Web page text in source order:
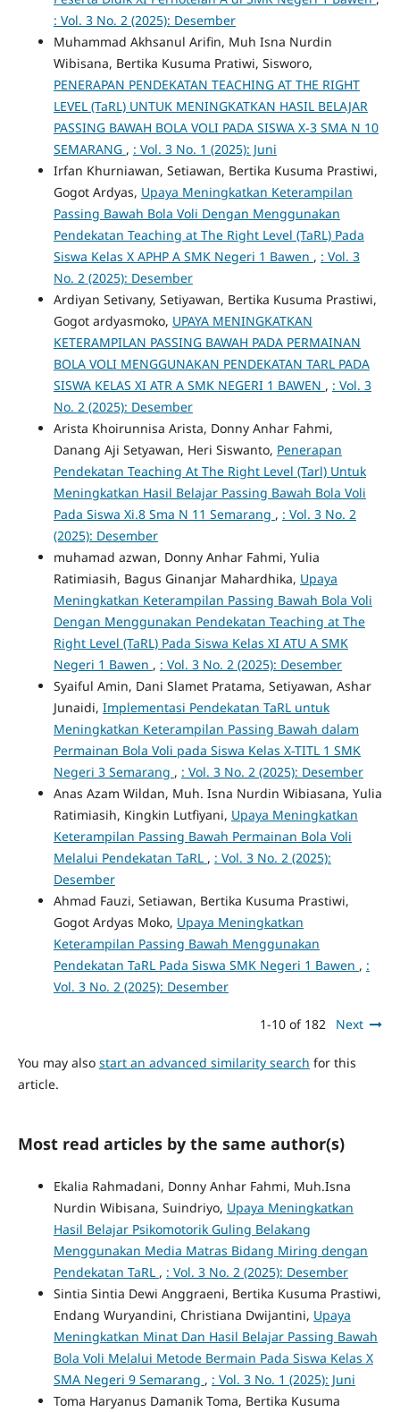
: Vol. 3 No. 2 (2025): Desember
Muhammad Akhsanul Arifin, Muh Isna Nurdin
Wibisana, Bertika Kusuma Pratiwi, Sisworo,
PENERAPAN PENDEKATAN TEACHING AT THE RIGHT
LEVEL (TaRL) UNTUK MENINGKATKAN HASIL BELAJAR
PASSING BAWAH BOLA VOLI PADA SISWA X-3 SMA N 10
SEMARANG , : Vol. 3 No. 1 (2025): Juni
Irfan Khurniawan, Setiawan, Bertika Kusuma Prastiwi,
Gogot Ardyas, Upaya Meningkatkan Keterampilan
Passing Bawah Bola Voli Dengan Menggunakan
Pendekatan Teaching at The Right Level (TaRL) Pada
Siswa Kelas X APHP A SMK Negeri 1 Bawen , : Vol. 3
No. 2 (2025): Desember
Ardiyan Setivany, Setiyawan, Bertika Kusuma Prastiwi,
Gogot ardyasmoko, UPAYA MENINGKATKAN
KETERAMPILAN PASSING BAWAH PADA PERMAINAN
BOLA VOLI MENGGUNAKAN PENDEKATAN TARL PADA
SISWA KELAS XI ATR A SMK NEGERI 1 BAWEN , : Vol. 3
No. 2 (2025): Desember
Arista Khoirunnisa Arista, Donny Anhar Fahmi,
Danang Aji Setyawan, Heri Siswanto, Penerapan
Pendekatan Teaching At The Right Level (Tarl) Untuk
Meningkatkan Hasil Belajar Passing Bawah Bola Voli
Pada Siswa Xi.8 Sma N 11 Semarang , : Vol. 3 No. 2
(2025): Desember
muhamad azwan, Donny Anhar Fahmi, Yulia
Ratimiasih, Bagus Ginanjar Mahardhika, Upaya
Meningkatkan Keterampilan Passing Bawah Bola Voli
Dengan Menggunakan Pendekatan Teaching at The
Right Level (TaRL) Pada Siswa Kelas XI ATU A SMK
Negeri 1 Bawen , : Vol. 3 No. 2 (2025): Desember
Syaiful Amin, Dani Slamet Pratama, Setiyawan, Ashar
Junaidi, Implementasi Pendekatan TaRL untuk
Meningkatkan Keterampilan Passing Bawah dalam
Permainan Bola Voli pada Siswa Kelas X-TITL 1 SMK
Negeri 3 Semarang , : Vol. 3 No. 2 (2025): Desember
Anas Azam Wildan, Muh. Isna Nurdin Wibiasana, Yulia
Ratimiasih, Kingkin Lutfiyani, Upaya Meningkatkan
Keterampilan Passing Bawah Permainan Bola Voli
Melalui Pendekatan TaRL , : Vol. 3 No. 2 (2025):
Desember
Ahmad Fauzi, Setiawan, Bertika Kusuma Prastiwi,
Gogot Ardyas Moko, Upaya Meningkatkan
Keterampilan Passing Bawah Menggunakan
Pendekatan TaRL Pada Siswa SMK Negeri 1 Bawen , :
Vol. 3 No. 2 (2025): Desember
1-10 of 182 Next
You may also start an advanced similarity search for this
article.
Most read articles by the same author(s)
Ekalia Rahmadani, Donny Anhar Fahmi, Muh.Isna
Nurdin Wibisana, Suindriyo, Upaya Meningkatkan
Hasil Belajar Psikomotorik Guling Belakang
Menggunakan Media Matras Bidang Miring dengan
Pendekatan TaRL , : Vol. 3 No. 2 (2025): Desember
Sintia Sintia Dewi Anggraeni, Bertika Kusuma Prastiwi,
Endang Wuryandini, Christiana Dwijantini, Upaya
Meningkatkan Minat Dan Hasil Belajar Passing Bawah
Bola Voli Melalui Metode Bermain Pada Siswa Kelas X
SMA Negeri 9 Semarang , : Vol. 3 No. 1 (2025): Juni
Toma Haryanus Damanik Toma, Bertika Kusuma